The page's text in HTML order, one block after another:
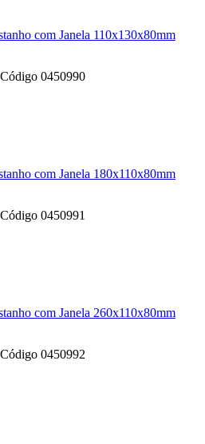
com Janela 110x130x80mm
Código 0450990
com Janela 180x110x80mm
Código 0450991
com Janela 260x110x80mm
Código 0450992